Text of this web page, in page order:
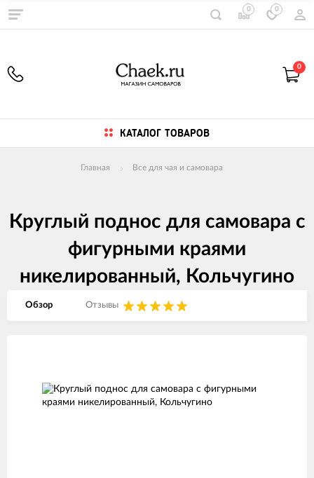
0 0
0
КАТАЛОГ ТОВАРОВ
Главная Все для чая и самовара
Круглый поднос для самовара с
фигурными краями
никелированный, Кольчугино
Обзор Отзывы